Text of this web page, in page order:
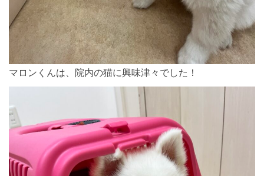
マロンくんは、院内の猫に興味津々でした！